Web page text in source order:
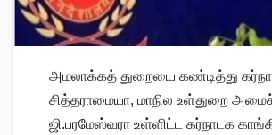
அமலாக்கத் துறையை கண்டித்து
சித்தராமையா, மாநில உள்துறை
ஜி.பரமேஸ்வரா உள்ளிட்ட கர்நாடக